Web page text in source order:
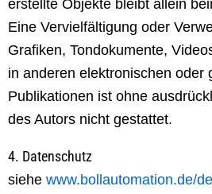
erstellte Objekte bleibt allein
Eine Vervielfältigung oder
Grafiken, Tondokumente,
in anderen elektronischen oder
Publikationen ist ohne
des Autors nicht gestattet.
4. Datenschutz
siehe www.bollautomation.de/